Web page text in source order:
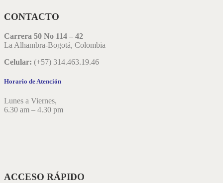
CONTACTO
Carrera 50 No 114 – 42
La Alhambra-Bogotá, Colombia
Celular: (+57) 314.463.19.46
Horario de Atención
Lunes a Viernes,
6.30 am – 4.30 pm
ACCESO RÁPIDO